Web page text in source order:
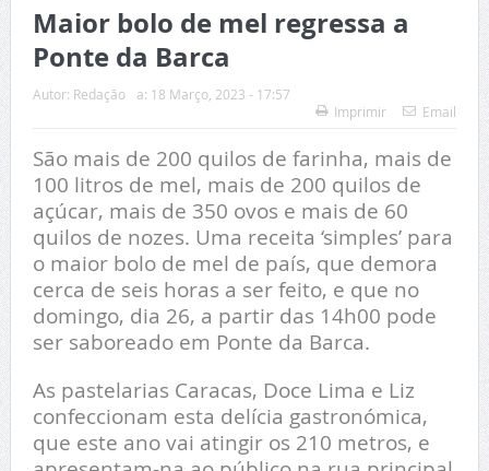
Maior bolo de mel regressa a
Ponte da Barca
Autor: Redação a: 18 Março, 2023 - 17:57
Imprimir
Email
São mais de 200 quilos de farinha, mais de
100 litros de mel, mais de 200 quilos de
açúcar, mais de 350 ovos e mais de 60
quilos de nozes. Uma receita ‘simples’ para
o maior bolo de mel de país, que demora
cerca de seis horas a ser feito, e que no
domingo, dia 26, a partir das 14h00 pode
ser saboreado em Ponte da Barca.
As pastelarias Caracas, Doce Lima e Liz
confeccionam esta delícia gastronómica,
que este ano vai atingir os 210 metros, e